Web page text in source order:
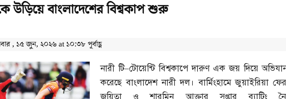
উড়িয়ে বাংলাদেশের বিশ্বকাপ শুরু
, ১৫ জুন, ২০২৬ at ১০:৩৮ পূর্বাহ্ণ
নারী টি–টোয়েন্টি বিশ্বকাপে দারুণ এক জয় দিয়ে
করেছে বাংলাদেশ নারী দল। বার্মিংহামে জুয়াইরিয়া
জয়িতা ও শারমিন আক্তার সুপ্তার ব্যাটিং